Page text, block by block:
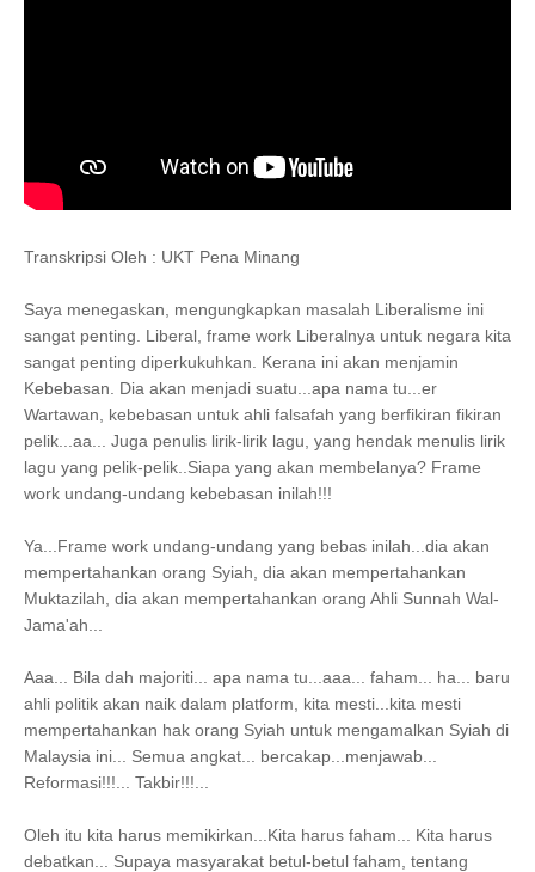
Transkripsi Oleh : UKT Pena Minang
Saya menegaskan, mengungkapkan masalah Liberalisme ini
sangat penting. Liberal, frame work Liberalnya untuk negara kita
sangat penting diperkukuhkan. Kerana ini akan menjamin
Kebebasan. Dia akan menjadi suatu...apa nama tu...er
Wartawan, kebebasan untuk ahli falsafah yang berfikiran fikiran
pelik...aa... Juga penulis lirik-lirik lagu, yang hendak menulis lirik
lagu yang pelik-pelik..Siapa yang akan membelanya? Frame
work undang-undang kebebasan inilah!!!
Ya...Frame work undang-undang yang bebas inilah...dia akan
mempertahankan orang Syiah, dia akan mempertahankan
Muktazilah, dia akan mempertahankan orang Ahli Sunnah Wal-
Jama'ah...
Aaa... Bila dah majoriti... apa nama tu...aaa... faham... ha... baru
ahli politik akan naik dalam platform, kita mesti...kita mesti
mempertahankan hak orang Syiah untuk mengamalkan Syiah di
Malaysia ini... Semua angkat... bercakap...menjawab...
Reformasi!!!... Takbir!!!...
Oleh itu kita harus memikirkan...Kita harus faham... Kita harus
debatkan... Supaya masyarakat betul-betul faham, tentang